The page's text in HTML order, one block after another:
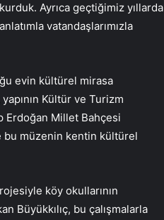
Ayrıca geçtiğimiz yıllarda
vatandaşlarımızla
evin kültürel mirasa
yapının Kültür ve Turizm
Erdoğan Millet Bahçesi
bu müzenin kentin kültürel
köy okullarının
Büyükkılıç, bu çalışmalarla